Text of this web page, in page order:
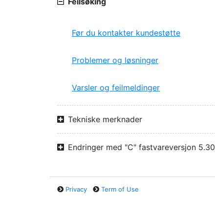
Før du kontakter kundestøtte
Problemer og løsninger
Varsler og feilmeldinger
Tekniske merknader
Endringer med "C" fastvareversjon 5.30
Privacy Term of Use